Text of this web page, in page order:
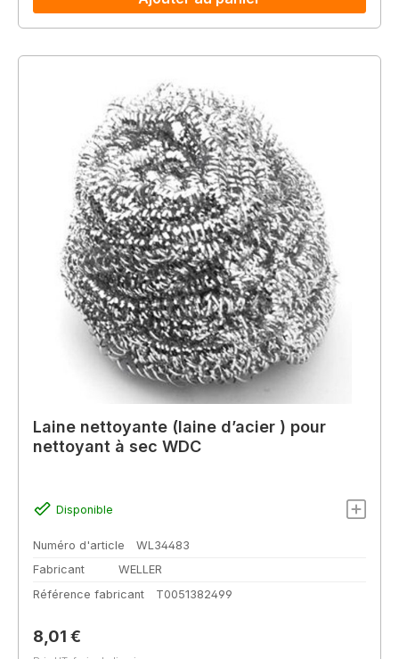
Laine nettoyante (laine d’acier ) pour
nettoyant à sec WDC
Disponible
Numéro d'article
WL34483
Fabricant
WELLER
Référence fabricant
T0051382499
Prix régulier :
8,01 €